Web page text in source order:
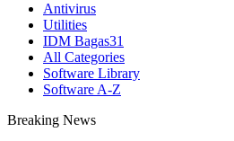
Antivirus
Utilities
IDM Bagas31
All Categories
Software Library
Software A-Z
Breaking News